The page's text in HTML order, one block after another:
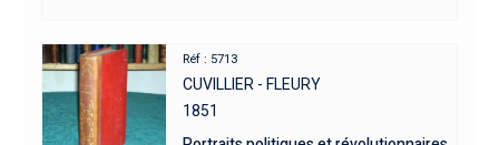
Réf : 5713
CUVILLIER - FLEURY
1851